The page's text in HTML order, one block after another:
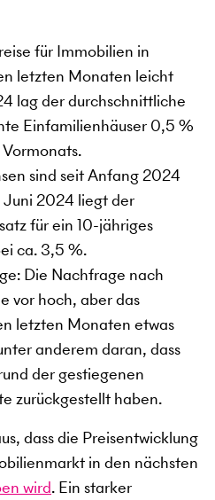
für Immobilien in
letzten Monaten leicht
lag der durchschnittliche
Einfamilienhäuser 0,5 %
sind seit Anfang 2024
2024 liegt der
für ein 10-jähriges
ca. 3,5 %.
Die Nachfrage nach
vor hoch, aber das
letzten Monaten etwas
anderem daran, dass
der gestiegenen
zurückgestellt haben.
dass die Preisentwicklung
in den nächsten
wird. Ein starker